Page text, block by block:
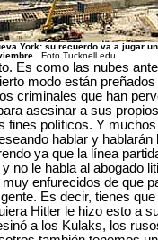
York: su recuerdo va a jugar
Foto Tucknell edu.
Es como las nubes
modo están
criminales que han
asesinar a sus
fines políticos. Y
hablar y hablarán
ya que la línea
no le habla al abogado
enfurecidos de que
Es decir, tienes
Hitler le hizo esto a
a los Kulaks, los